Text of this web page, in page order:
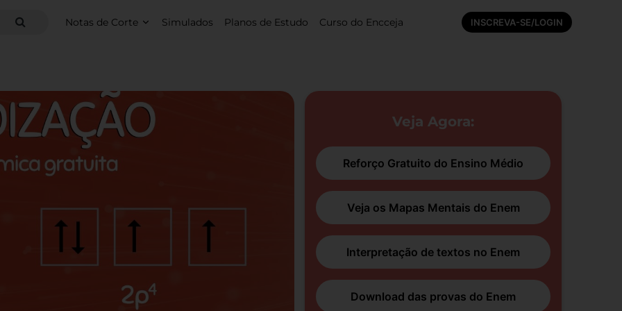
Notas de Corte Simulados Planos de Estudo Curso do Encceja INSCREVA-SE/LOGIN
Veja Agora:
Reforço Gratuito do Ensino Médio
Veja os Mapas Mentais do Enem
Interpretação de textos no Enem
Download das provas do Enem